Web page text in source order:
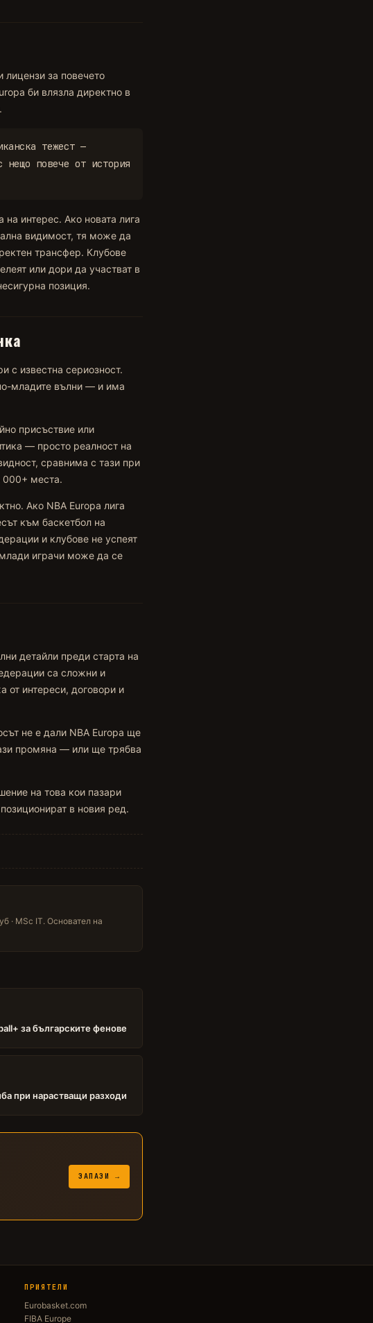
лицензи за повечето
би влязла директно в
тежест —
нещо повече от история
на интерес. Ако новата лига
видимост, тя може да
трансфер. Клубове
или дори да участват в
позиция.
с известна сериозност.
младите вълни — и има
присъствие или
— просто реалност на
сравнима с тази при
000+ места.
Ако NBA Europa лига
към баскетбол на
и клубове не успеят
млади играчи може да се
детайли преди старта на
са сложни и
от интереси, договори и
не е дали NBA Europa ще
промяна — или ще трябва
на това кои пазари
в новия ред.
· MSc IT. Основател на
за българските фенове
при нарастващи разходи
ЗАПАЗИ →
ПРИЯТЕЛИ
Eurobasket.com
FIBA Europe